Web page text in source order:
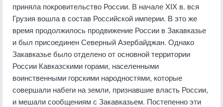
приняла покровительство России. В начале ХIХ в. вся
Грузия вошла в состав Российской империи. В это же
время продолжилось продвижение России в Закавказье
и был присоединен Северный Азербайджан. Однако
Закавказье было отделено от основной территории
России Кавказскими горами, населенными
воинственными горскими народностями, которые
совершали набеги на земли, признавшие власть России,
и мешали сообщениям с Закавказьем. Постепенно эти